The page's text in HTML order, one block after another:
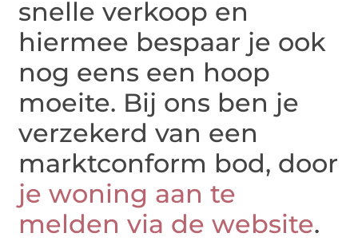
snelle verkoop en
hiermee bespaar je ook
nog eens een hoop
moeite. Bij ons ben je
verzekerd van een
marktconform bod, door
je woning aan te
melden via de website.